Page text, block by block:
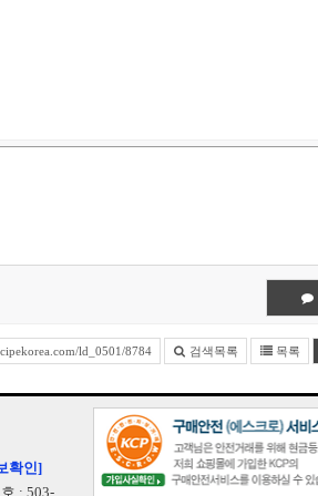
ld_0501/8784 검색목록 목록
확인]
: 503-